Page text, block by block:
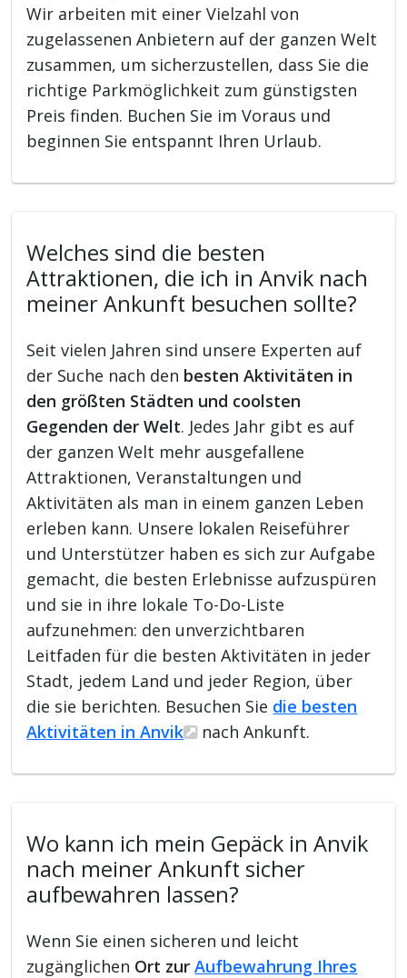
Wir arbeiten mit einer Vielzahl von
zugelassenen Anbietern auf der ganzen Welt
zusammen, um sicherzustellen, dass Sie die
richtige Parkmöglichkeit zum günstigsten
Preis finden. Buchen Sie im Voraus und
beginnen Sie entspannt Ihren Urlaub.
Welches sind die besten
Attraktionen, die ich in Anvik nach
meiner Ankunft besuchen sollte?
Seit vielen Jahren sind unsere Experten auf
der Suche nach den besten Aktivitäten in
den größten Städten und coolsten
Gegenden der Welt. Jedes Jahr gibt es auf
der ganzen Welt mehr ausgefallene
Attraktionen, Veranstaltungen und
Aktivitäten als man in einem ganzen Leben
erleben kann. Unsere lokalen Reiseführer
und Unterstützer haben es sich zur Aufgabe
gemacht, die besten Erlebnisse aufzuspüren
und sie in ihre lokale To-Do-Liste
aufzunehmen: den unverzichtbaren
Leitfaden für die besten Aktivitäten in jeder
Stadt, jedem Land und jeder Region, über
die sie berichten. Besuchen Sie die besten
Aktivitäten in Anvik
nach Ankunft.
Wo kann ich mein Gepäck in Anvik
nach meiner Ankunft sicher
aufbewahren lassen?
Wenn Sie einen sicheren und leicht
zugänglichen Ort zurAufbewahrung Ihres